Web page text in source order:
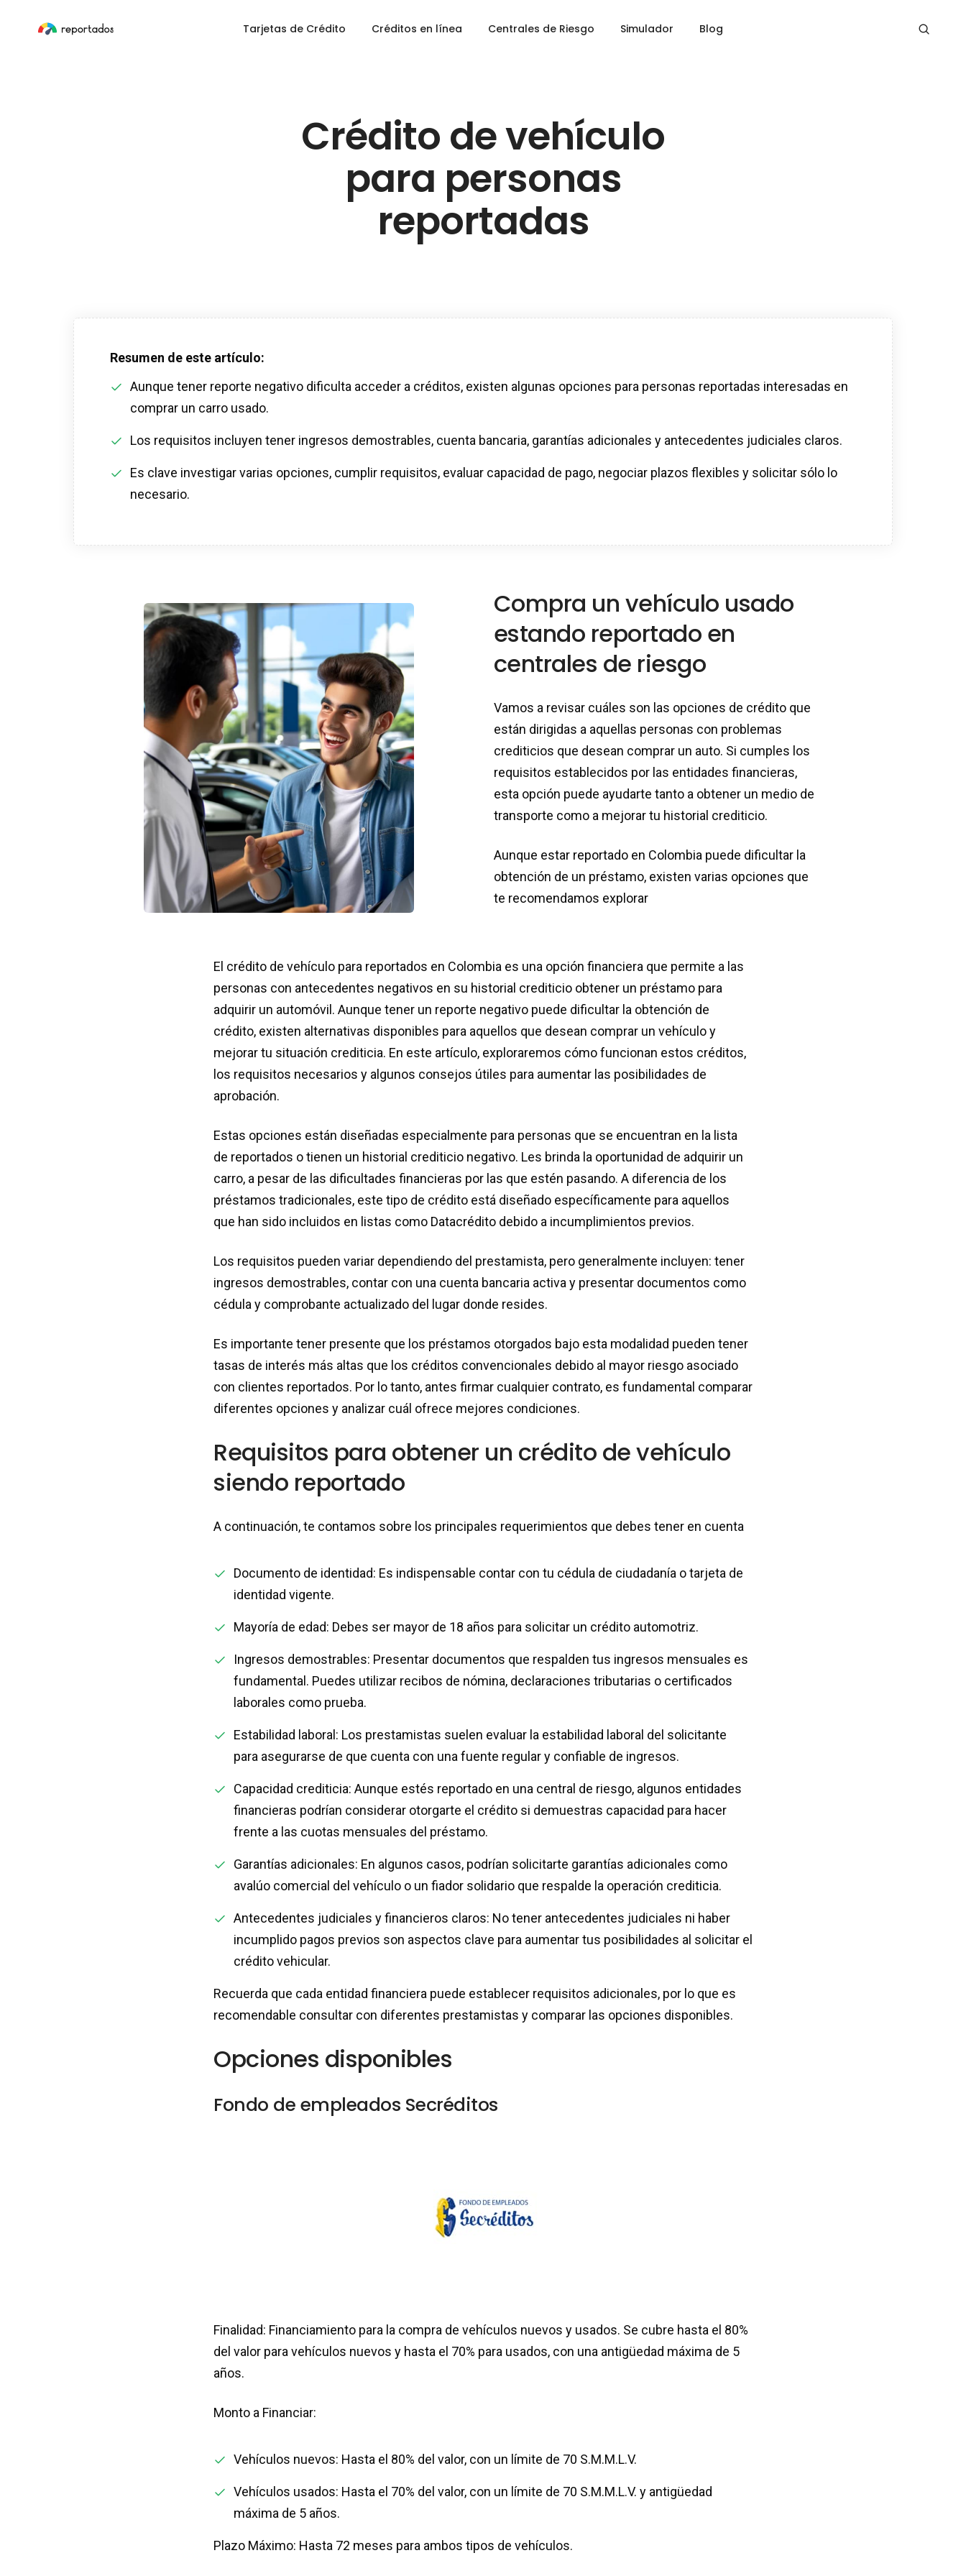
Tarjetas de Crédito Créditos en línea Centrales de Riesgo Simulador Blog
Crédito de vehículo
para personas
reportadas
Resumen de este artículo:
Aunque tener reporte negativo dificulta acceder a créditos, existen algunas opciones para personas reportadas interesadas en
comprar un carro usado.
Los requisitos incluyen tener ingresos demostrables, cuenta bancaria, garantías adicionales y antecedentes judiciales claros.
Es clave investigar varias opciones, cumplir requisitos, evaluar capacidad de pago, negociar plazos flexibles y solicitar sólo lo
necesario.
Compra un vehículo usado
estando reportado en
centrales de riesgo
Vamos a revisar cuáles son las opciones de crédito que
están dirigidas a aquellas personas con problemas
crediticios que desean comprar un auto. Si cumples los
requisitos establecidos por las entidades financieras,
esta opción puede ayudarte tanto a obtener un medio de
transporte como a mejorar tu historial crediticio.
Aunque estar reportado en Colombia puede dificultar la
obtención de un préstamo, existen varias opciones que
te recomendamos explorar
El crédito de vehículo para reportados en Colombia es una opción financiera que permite a las
personas con antecedentes negativos en su historial crediticio obtener un préstamo para
adquirir un automóvil. Aunque tener un reporte negativo puede dificultar la obtención de
crédito, existen alternativas disponibles para aquellos que desean comprar un vehículo y
mejorar tu situación crediticia. En este artículo, exploraremos cómo funcionan estos créditos,
los requisitos necesarios y algunos consejos útiles para aumentar las posibilidades de
aprobación.
Estas opciones están diseñadas especialmente para personas que se encuentran en la lista
de reportados o tienen un historial crediticio negativo. Les brinda la oportunidad de adquirir un
carro, a pesar de las dificultades financieras por las que estén pasando. A diferencia de los
préstamos tradicionales, este tipo de crédito está diseñado específicamente para aquellos
que han sido incluidos en listas como Datacrédito debido a incumplimientos previos.
Los requisitos pueden variar dependiendo del prestamista, pero generalmente incluyen: tener
ingresos demostrables, contar con una cuenta bancaria activa y presentar documentos como
cédula y comprobante actualizado del lugar donde resides.
Es importante tener presente que los préstamos otorgados bajo esta modalidad pueden tener
tasas de interés más altas que los créditos convencionales debido al mayor riesgo asociado
con clientes reportados. Por lo tanto, antes firmar cualquier contrato, es fundamental comparar
diferentes opciones y analizar cuál ofrece mejores condiciones.
Requisitos para obtener un crédito de vehículo
siendo reportado
A continuación, te contamos sobre los principales requerimientos que debes tener en cuenta
Documento de identidad: Es indispensable contar con tu cédula de ciudadanía o tarjeta de
identidad vigente.
Mayoría de edad: Debes ser mayor de 18 años para solicitar un crédito automotriz.
Ingresos demostrables: Presentar documentos que respalden tus ingresos mensuales es
fundamental. Puedes utilizar recibos de nómina, declaraciones tributarias o certificados
laborales como prueba.
Estabilidad laboral: Los prestamistas suelen evaluar la estabilidad laboral del solicitante
para asegurarse de que cuenta con una fuente regular y confiable de ingresos.
Capacidad crediticia: Aunque estés reportado en una central de riesgo, algunos entidades
financieras podrían considerar otorgarte el crédito si demuestras capacidad para hacer
frente a las cuotas mensuales del préstamo.
Garantías adicionales: En algunos casos, podrían solicitarte garantías adicionales como
avalúo comercial del vehículo o un fiador solidario que respalde la operación crediticia.
Antecedentes judiciales y financieros claros: No tener antecedentes judiciales ni haber
incumplido pagos previos son aspectos clave para aumentar tus posibilidades al solicitar el
crédito vehicular.
Recuerda que cada entidad financiera puede establecer requisitos adicionales, por lo que es
recomendable consultar con diferentes prestamistas y comparar las opciones disponibles.
Opciones disponibles
Fondo de empleados Secréditos
Finalidad: Financiamiento para la compra de vehículos nuevos y usados. Se cubre hasta el 80%
del valor para vehículos nuevos y hasta el 70% para usados, con una antigüedad máxima de 5
años.
Monto a Financiar:
Vehículos nuevos: Hasta el 80% del valor, con un límite de 70 S.M.M.L.V.
Vehículos usados: Hasta el 70% del valor, con un límite de 70 S.M.M.L.V. y antigüedad
máxima de 5 años.
Plazo Máximo: Hasta 72 meses para ambos tipos de vehículos.